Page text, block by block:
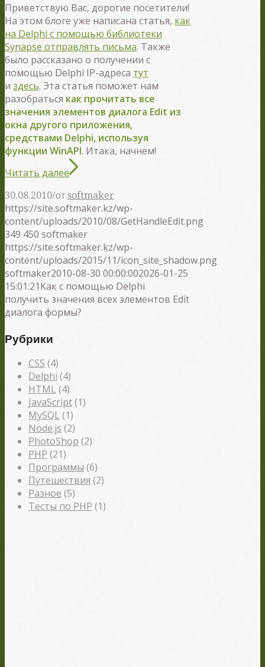
Приветствую Вас, дорогие посетители!
На этом блоге уже написана статья, как
на Delphi с помощью библиотеки
Synapse отправлять письма. Также
было рассказано о получении с
помощью Delphi IP-адреса тут
и здесь. Эта статья поможет нам
разобраться как прочитать все
значения элементов диалога Edit из
окна другого приложения,
средствами Delphi, используя
функции WinAPI. Итака, начнем!
Читать далее
30.08.2010/от softmaker
https://site.softmaker.kz/wp-
content/uploads/2010/08/GetHandleEdit.png
349 450 softmaker
https://site.softmaker.kz/wp-
content/uploads/2015/11/icon_site_shadow.png
softmaker2010-08-30 00:00:002026-01-25
15:01:21Как с помощью Delphi
получить значения всех элементов Edit
диалога формы?
Рубрики
CSS (4)
Delphi (4)
HTML (4)
JavaScript(1)
MySQL (1)
Node.js (2)
PhotoShop (2)
PHP (21)
Программы (6)
Путешествия (2)
Разное (5)
Тесты по PHP (1)